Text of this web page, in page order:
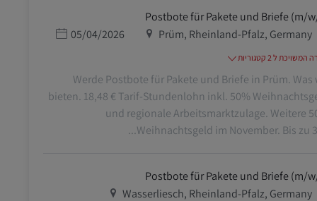
Postbote für Pakete und Briefe (m/
מיקום
Prüm, Rheinland-Pfalz, Germany תאריך פרסום
05/04/2026
ל 2 קטגוריות
Werde Postbote für Pakete und Briefe in Prüm. Was
bieten. 18,48 € Tarif-Stundenlohn inkl. 50%
und regionale Arbeitsmarktzulage. Weitere
Weihnachtsgeld im November. Bis zu
Postbote für Pakete und Briefe (m/
מיקום
Wasserliesch, Rheinland-Pfalz, Germany